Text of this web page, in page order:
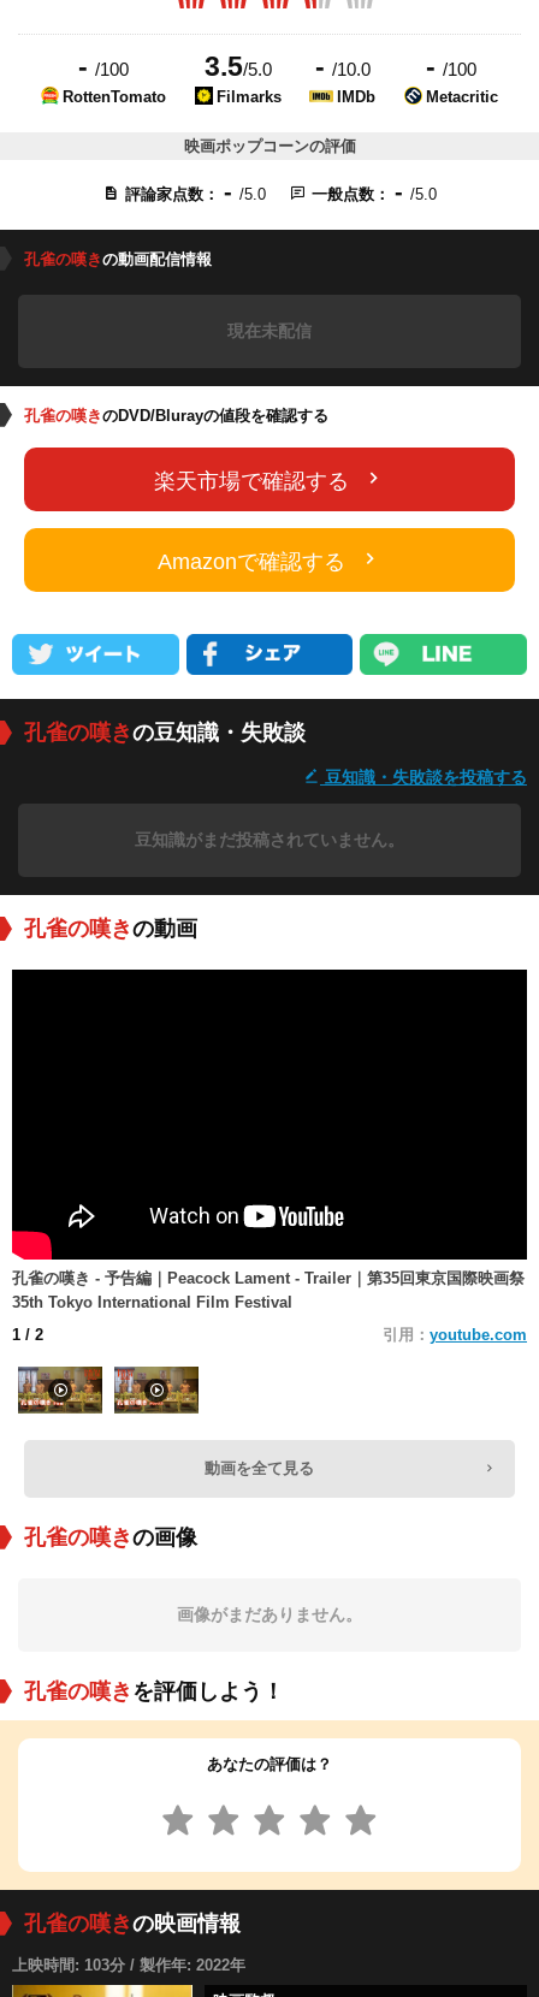
- /100
RottenTomato
3.5/5.0
Filmarks
- /10.0
IMDb
-/100
Metacritic
映画ポップコーンの評価
評論家点数： - /5.0 一般点数： - /5.0
孔雀の嘆きの動画配信情報
現在未配信
孔雀の嘆きのDVD/Blurayの値段を確認する
楽天市場で確認する
Amazonで確認する
孔雀の嘆きの豆知識・失敗談
豆知識・失敗談を投稿する
豆知識がまだ投稿されていません。
孔雀の嘆きの動画
孔雀の嘆き - 予告編｜Peacock Lament - Trailer｜第35回東京国際映画祭
35th Tokyo International Film Festival
1 / 2 引用： youtube.com
動画を全て見る
孔雀の嘆きの画像
画像がまだありません。
孔雀の嘆き を評価しよう！
あなたの評価は？
孔雀の嘆きの映画情報
上映時間: 103分 / 製作年: 2022年